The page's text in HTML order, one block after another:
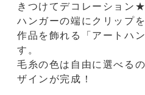
きつけてデコレーション★
ハンガーの端にクリップ
作品を飾れる「アートハ
す。
毛糸の色は自由に選べる
ザインが完成！